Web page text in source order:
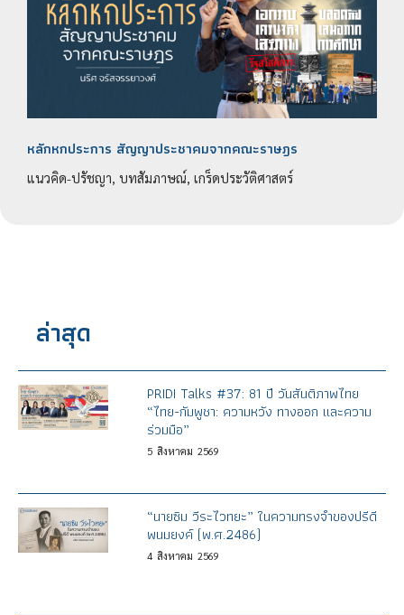
หลักหกประการ สัญญาประชาคมจากคณะราษฎร
แนวคิด-ปรัชญา, บทสัมภาษณ์, เกร็ดประวัติศาสตร์
ล่าสุด
PRIDI Talks #37: 81 ปี วันสันติภาพไทย
“ไทย-กัมพูชา: ความหวัง ทางออก และความ
ร่วมมือ”
5 สิงหาคม 2569
“นายซิม วีระไวทยะ” ในความทรงจำของปรีดี
พนมยงค์ (พ.ศ.2486)
4 สิงหาคม 2569